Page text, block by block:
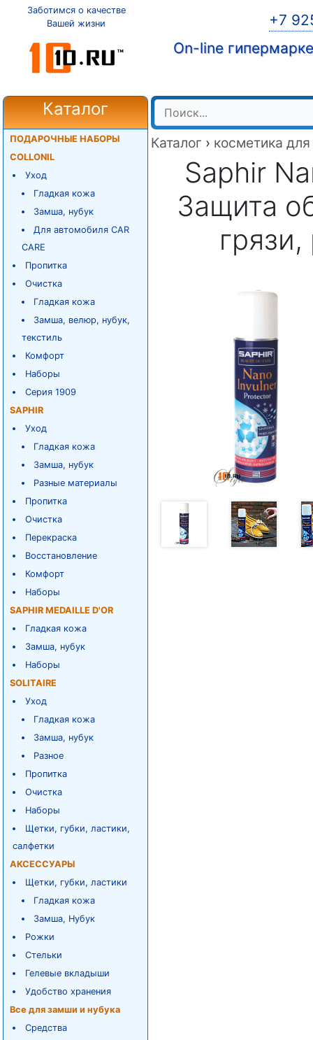
Заботимся о качестве
Вашей жизни
+7
On-line
Каталог
ПОДАРОЧНЫЕ НАБОРЫ
COLLONIL
Уход
Гладкая кожа
Замша, нубук
Для автомобиля CAR
CARE
Пропитка
Очистка
Гладкая кожа
Замша, велюр, нубук,
текстиль
Комфорт
Наборы
Серия 1909
SAPHIR
Уход
Гладкая кожа
Замша, нубук
Разные материалы
Пропитка
Очистка
Перекраска
Восстановление
Комфорт
Наборы
SAPHIR MEDAILLE D'OR
Гладкая кожа
Замша, нубук
Наборы
SOLITAIRE
Уход
Гладкая кожа
Замша, нубук
Разное
Пропитка
Очистка
Наборы
Щетки, губки, ластики,
салфетки
АКСЕССУАРЫ
Щетки, губки, ластики
Гладкая кожа
Замша, Нубук
Рожки
Стельки
Гелевые вкладыши
Удобство хранения
Все для замши и нубука
Средства
Каталог › косметика
Saphir
Защита